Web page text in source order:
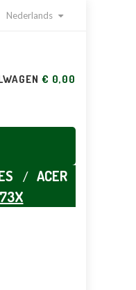
Nederlands
€ 0,00
ACER